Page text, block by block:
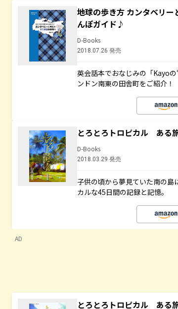
地球の歩き方 カンタベリ
んぽガイド♪
D-Books
2018.07.26 発売
英会話本でおなじみの「Kayo
ンドン南東の田舎町をご紹介！
とろとろトロピカル ある
D-Books
2018.03.29 発売
子供の頃から夢見ていた南の
カルな45日間の記録と記憶。
AD
とろとろトロピカル ある